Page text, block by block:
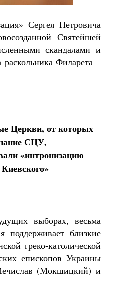
Сергея Петровича
Святейшей
скандалами и
Филарета –
Церкви, от которых
СЦУ,
«интронизацию
выборах, весьма
близкие
греко-католической
епископов Украины
(Мокшицкий) и